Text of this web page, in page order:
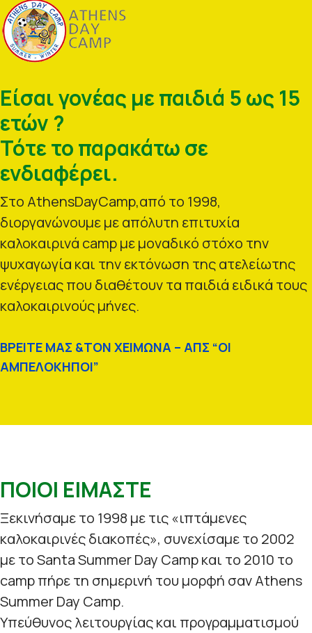
Είσαι γονέας με παιδιά 5 ως 15
ετών ?
Τότε το παρακάτω σε
ενδιαφέρει.
Στο AthensDayCamp,από το 1998,
διοργανώνουμε με απόλυτη επιτυχία
καλοκαιρινά camp με μοναδικό στόχο την
ψυχαγωγία και την εκτόνωση της ατελείωτης
ενέργειας που διαθέτουν τα παιδιά ειδικά τους
καλοκαιρινούς μήνες.
ΒΡΕΙΤΕ ΜΑΣ &ΤΟΝ ΧΕΙΜΩΝΑ – ΑΠΣ “ΟΙ
ΑΜΠΕΛΟΚΗΠΟΙ”
ΠΟΙΟΙ ΕΙΜΑΣΤΕ
Ξεκινήσαμε το 1998 με τις «ιπτάμενες
καλοκαιρινές διακοπές», συνεχίσαμε το 2002
με το Santa Summer Day Camp και το 2010 το
camp πήρε τη σημερινή του μορφή σαν Athens
Summer Day Camp.
Υπεύθυνος λειτουργίας και προγραμματισμού